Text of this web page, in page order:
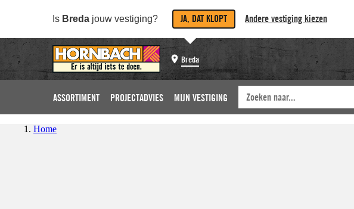
Is Breda jouw vestiging? JA, DAT KLOPT Andere vestiging kiezen
Breda
ASSORTIMENT PROJECTADVIES MIJN VESTIGING
Home